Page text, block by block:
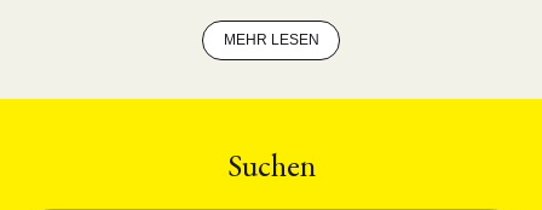
Bundeswehr …
MEHR LESEN
Suchen